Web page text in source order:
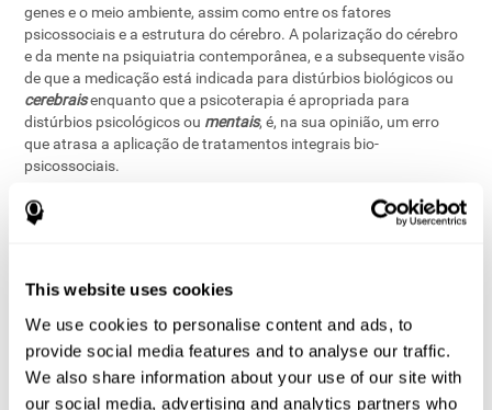
This website uses cookies
We use cookies to personalise content and ads, to
provide social media features and to analyse our traffic.
We also share information about your use of our site with
our social media, advertising and analytics partners who
genes e o meio ambiente, assim como entre os fatores
psicossociais e a estrutura do cérebro. A polarização do cérebro
e da mente na psiquiatria contemporânea, e a subsequente visão
de que a medicação está indicada para distúrbios biológicos ou
cerebraisenquanto que a psicoterapia é apropriada para
distúrbios psicológicos ou mentais, é, na sua opinião, um erro
que atrasa a aplicação de tratamentos integrais bio-
psicossociais.
Neste contexto de investigação psiquiátrica do cérebro, existem
provas de neuroimagem que mostras que as variáveis mentais
conclusão é baseada nos resultados das investigações de
neuroimagem do efeito da psicoterapia em pacientes com
transtorno obsessivo compulsivo, transtorno de pânico ou
transtorno depressivo maior unipolar; o que demonstra que as
funções e os processos implicados na atividade cerebral afetam